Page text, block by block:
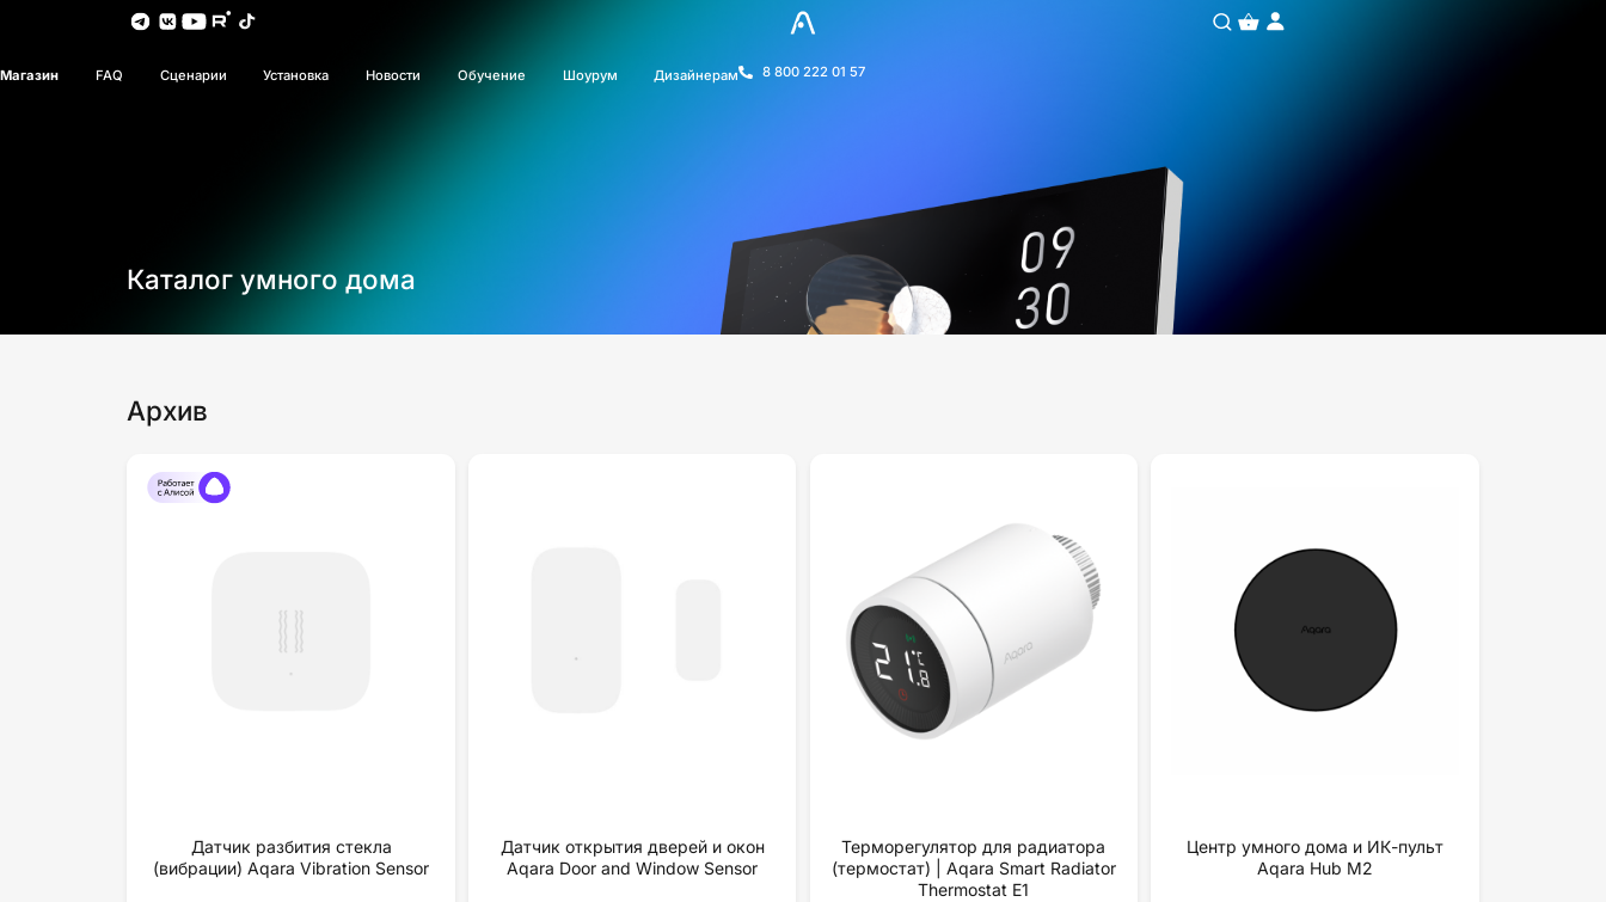
Магазин FAQ Сценарии Установка Новости Обучение Шоурум Дизайнерам 8 800 222 01 57
Каталог умного дома
Архив
Датчик разбития стекла
(вибрации) Aqara Vibration Sensor
Датчик открытия дверей и окон
Aqara Door and Window Sensor
Терморегулятор для радиатора
(термостат) | Aqara Smart Radiator
Thermostat E1
Центр умного дома и ИК-пульт
Aqara Hub M2